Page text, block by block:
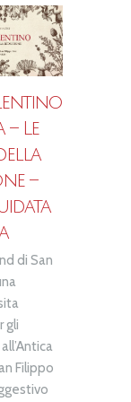
– Le
–
di San
gli
Filippo